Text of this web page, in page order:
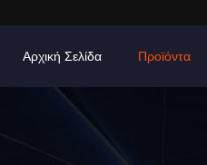
Αρχική Σελίδα Προϊόντα